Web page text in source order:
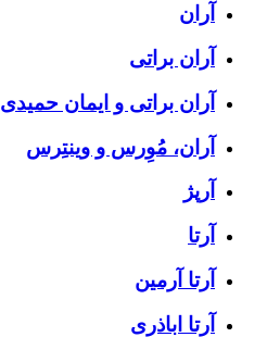
آران
آران براتی
آران براتی و ایمان حمیدی
آران، مُوِرس و وینتِرس
آرپژ
آرتا
آرتا آرمین
آرتا اباذری